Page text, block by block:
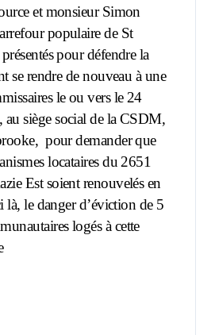
et monsieur Simon
populaire de St
pour défendre la
se rendre de nouveau à une
le ou vers le 24
siège social de la CSDM,
pour demander que
locataires du 2651
Est soient renouvelés en
le danger d’éviction de 5
logés à cette